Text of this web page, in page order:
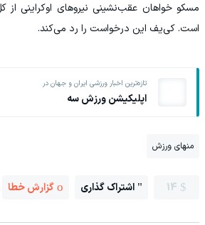
مسکو خواهان عقب‌نشینی نیرو‌های اوکراینی از
است. کی‌یف این درخواست را رد می‌کند.
تازه‌ترین اخبار ورزشی ایران و جهان در
اپلیکیشن ورزش سه
منهای ورزش
14 اشتراک گذاری گزارش خطا